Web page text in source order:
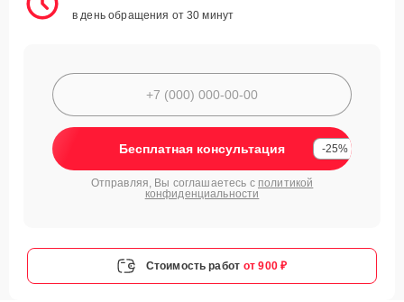
в день обращения от 30 минут
Бесплатная консультация -25%
Отправляя, Вы соглашаетесь с политикой
конфиденциальности
Стоимость работ от 900 ₽